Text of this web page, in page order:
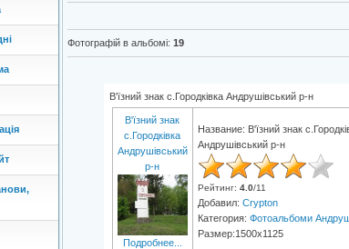
Фотографій в альбомі: 19
В'їзний знак с.Городківка Андрушівський р-н
В'їзний знак
с.Городківка
Андрушівський
р-н
Подробнее...
Название: В'їзний знак
Андрушівський р-н
Рейтинг: 4.0/11
Добавил: Crypton
Категория: Фотоальбоми
Размер:1500x1125